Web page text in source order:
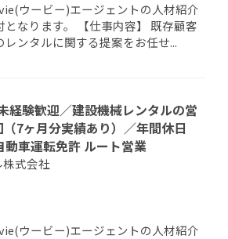
ウービー)エージェントの人材紹介
なります。 【仕事内容】 既存顧客
レンタルに関する提案をお任せ...
経験歓迎／建設機械レンタルの営
7ヶ月分実績あり）／年間休日
動車運転免許 ルート営業
式会社
ウービー)エージェントの人材紹介